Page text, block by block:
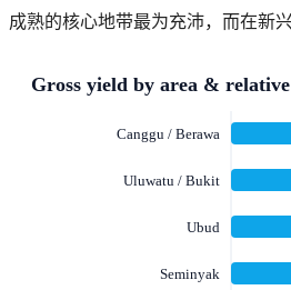
成熟的核心地带最为充沛，而在新